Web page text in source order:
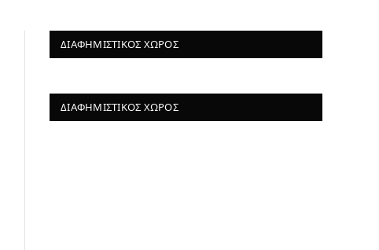
ΔΙΑΦΗΜΙΣΤΙΚΌΣ ΧΏΡΟΣ
ΔΙΑΦΗΜΙΣΤΙΚΌΣ ΧΏΡΟΣ